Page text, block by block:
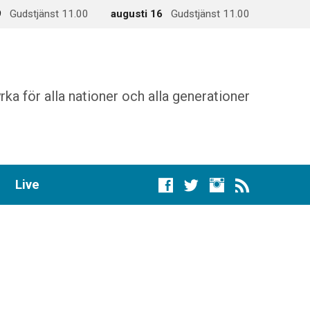
Gudstjänst 11.00 augusti 16 Gudstjänst 11.00
för alla nationer och alla generationer
Live